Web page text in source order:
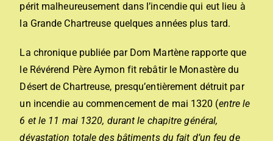
périt malheureusement dans l’incendie qui eut lieu à
la Grande Chartreuse quelques années plus tard.
La chronique publiée par Dom Martène rapporte que
le Révérend Père Aymon fit rebâtir le Monastère du
Désert de Chartreuse, presqu’entièrement détruit par
un incendie au commencement de mai 1320 (entre le
6 et le 11 mai 1320, durant le chapitre général,
dévastation totale des bâtiments du fait d’un feu de